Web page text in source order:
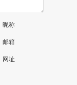
昵称
邮箱
网址